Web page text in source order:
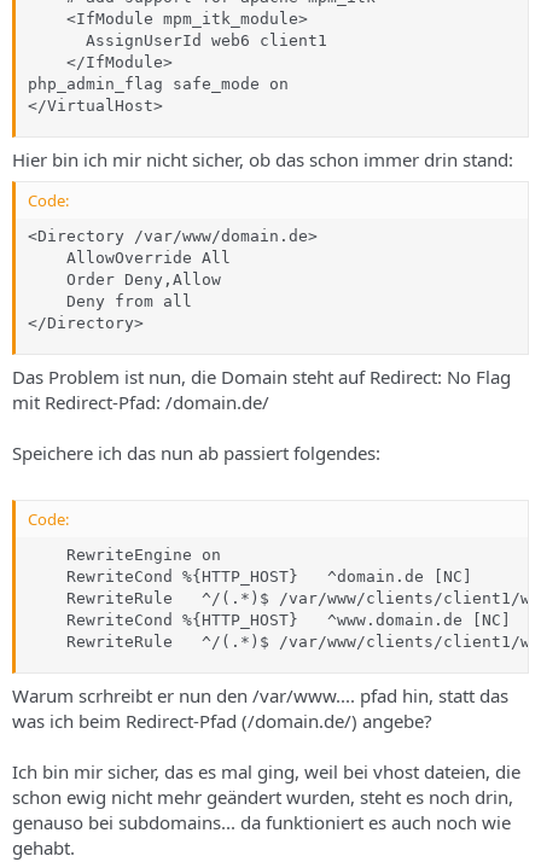
    <IfModule mpm_itk_module>
      AssignUserId web6 client1
    </IfModule>
php_admin_flag safe_mode on
</VirtualHost>
Hier bin ich mir nicht sicher, ob das schon immer drin stand:
Code:
<Directory /var/www/domain.de>
    AllowOverride All
    Order Deny,Allow
    Deny from all
</Directory>
Das Problem ist nun, die Domain steht auf Redirect: No Flag
mit Redirect-Pfad: /domain.de/
Speichere ich das nun ab passiert folgendes:
Code:
    RewriteEngine on
    RewriteCond %{HTTP_HOST}   ^domain.de [NC]
RewriteRule   ^/(.*)$ /var/www/clients/
    RewriteCond %{HTTP_HOST}   ^www.domain.de [NC]
RewriteRule   ^/(.*)$ /var/www/clients/client1/
Warum scrhreibt er nun den /var/www.... pfad hin, statt das
was ich beim Redirect-Pfad (/domain.de/) angebe?
Ich bin mir sicher, das es mal ging, weil bei vhost dateien, die
schon ewig nicht mehr geändert wurden, steht es noch drin,
genauso bei subdomains... da funktioniert es auch noch wie
gehabt.